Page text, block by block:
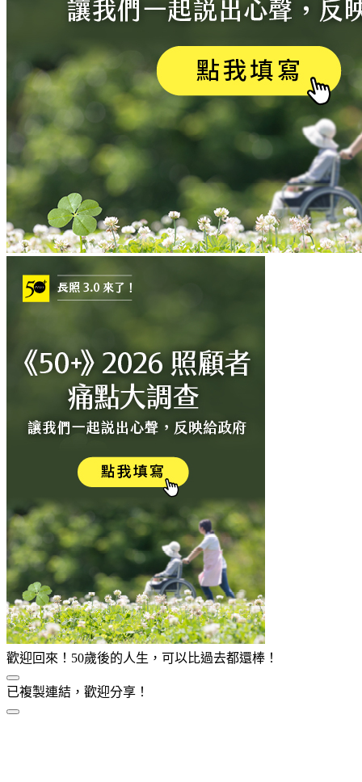
歡迎回來！50歲後的人生，可以比過去都還棒！
已複製連結，歡迎分享！